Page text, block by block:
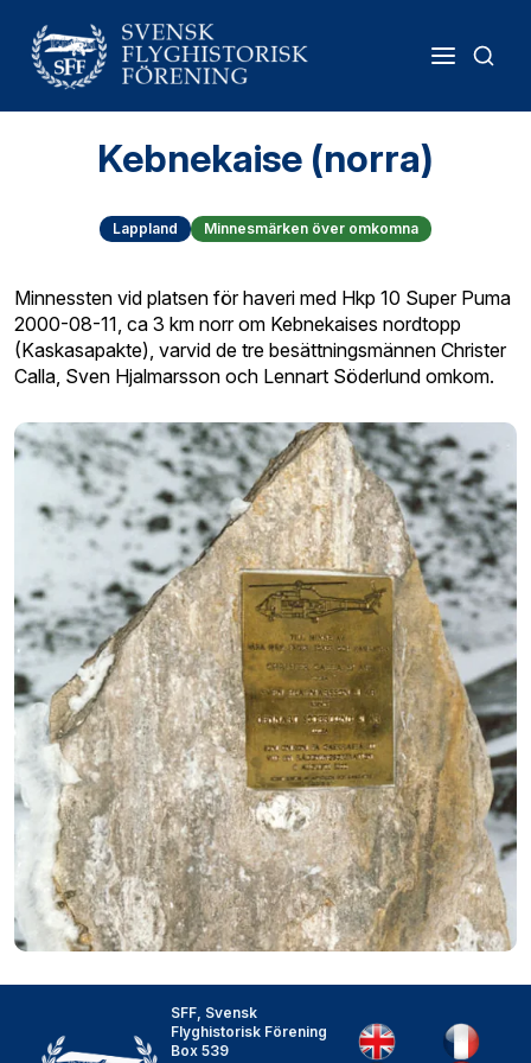
Kebnekaise (norra)
Lappland Minnesmärken över omkomna
Minnessten vid platsen för haveri med Hkp 10 Super Puma
2000-08-11, ca 3 km norr om Kebnekaises nordtopp
(Kaskasapakte), varvid de tre besättningsmännen Christer
Calla, Sven Hjalmarsson och Lennart Söderlund omkom.
SFF, Svensk
Flyghistorisk Förening
Box 539